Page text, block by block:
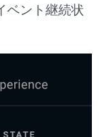
ベント継続状